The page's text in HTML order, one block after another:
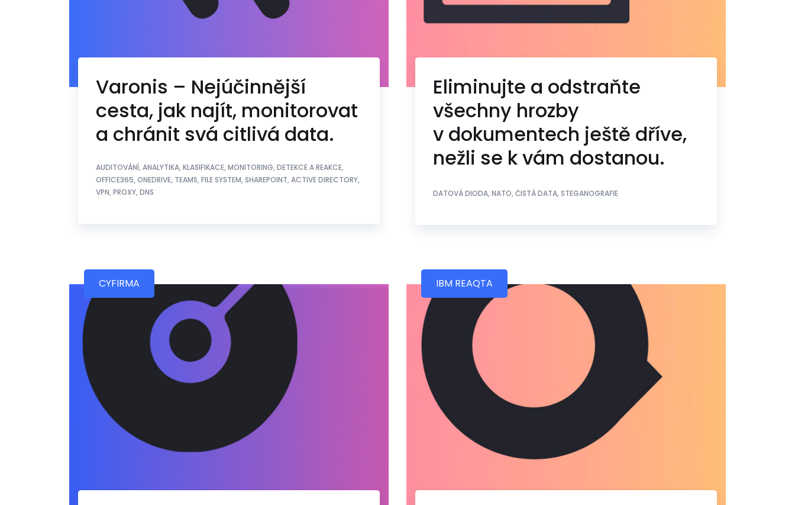
Varonis – Nejúčinnější
cesta, jak najít, monitorovat
a chránit svá citlivá data.
AUDITOVÁNÍ, ANALYTIKA, KLASIFIKACE, MONITORING, DETEKCE A REAKCE,
OFFICE365, ONEDRIVE, TEAMS, FILE SYSTEM, SHAREPOINT, ACTIVE DIRECTORY,
VPN, PROXY, DNS
Eliminujte a odstraňte
všechny hrozby
v dokumentech ještě dříve,
nežli se k vám dostanou.
DATOVÁ DIODA, NATO, ČISTÁ DATA, STEGANOGRAFIE
CYFIRMA IBM REAQTA